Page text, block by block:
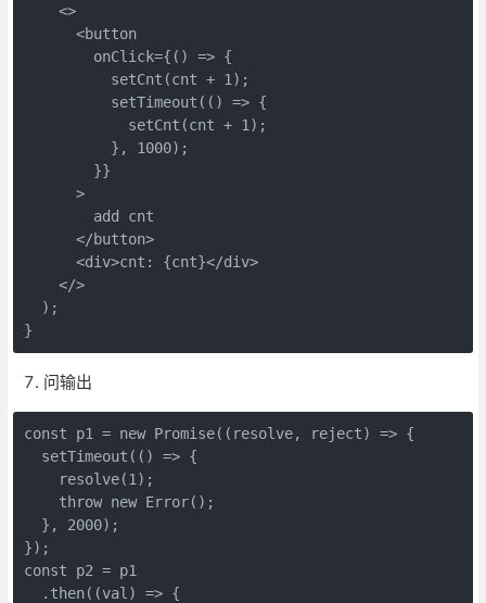
    <>
      <button
        onClick={() => {
          setCnt(cnt + 1);
          setTimeout(() => {
            setCnt(cnt + 1);
          }, 1000);
        }}
      >
        add cnt
      </button>
      <div>cnt: {cnt}</div>
    </>
  );
问输出
const p1 = new Promise((resolve, reject) => {
  setTimeout(() => {
    resolve(1);
    throw new Error();
  }, 2000);
});
const p2 = p1
  .then((val) => {